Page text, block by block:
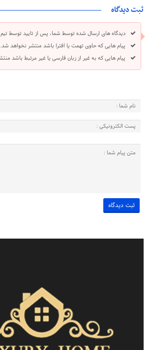
ثبت دیدگاه
دیدگاه های ارسال شده توسط شما، پس از تایید توسط
پیام هایی که حاوی تهمت یا افترا باشد منتشر نخواهد شد.
پیام هایی که به غیر از زبان فارسی یا غیر مرتبط باشد